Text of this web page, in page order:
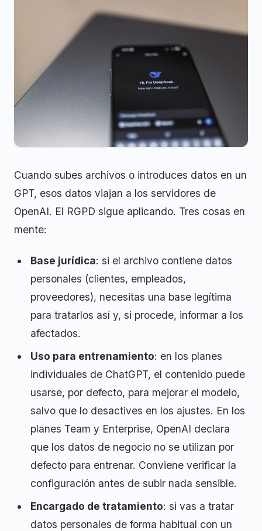
Cuando subes archivos o introduces datos en un
GPT, esos datos viajan a los servidores de
OpenAI. El RGPD sigue aplicando. Tres cosas en
mente:
Base jurídica: si el archivo contiene datos
personales (clientes, empleados,
proveedores), necesitas una base legítima
para tratarlos así y, si procede, informar a los
afectados.
Uso para entrenamiento: en los planes
individuales de ChatGPT, el contenido puede
usarse, por defecto, para mejorar el modelo,
salvo que lo desactives en los ajustes. En los
planes Team y Enterprise, OpenAI declara
que los datos de negocio no se utilizan por
defecto para entrenar. Conviene verificar la
configuración antes de subir nada sensible.
Encargado de tratamiento: si vas a tratar
datos personales de forma habitual con un